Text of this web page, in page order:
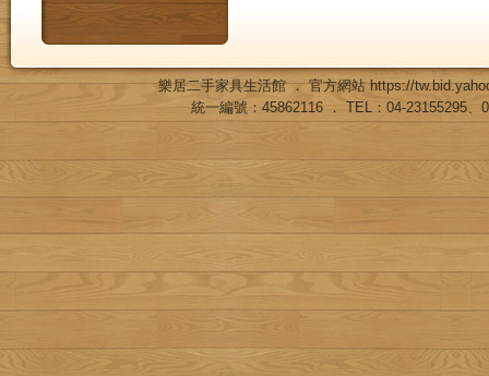
樂居二手家具生活館 ． 官方網站https://
統一編號：45862116 ． TEL：04-23155295